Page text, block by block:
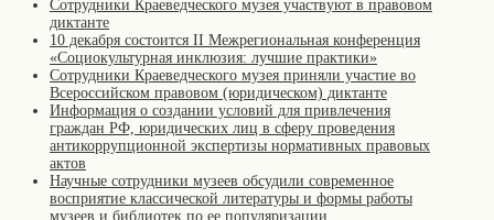
Сотрудники Краеведческого музея участвуют в правовом
диктанте
10 декабря состоится II Межрегиональная конференция
«Cоциокультурная инклюзия: лучшие практики»
Сотрудники Краеведческого музея приняли участие во
Всероссийском правовом (юридическом) диктанте
Информация о создании условий для привлечения
граждан РФ, юридических лиц в сферу проведения
антикоррупционной экспертизы нормативных правовых
актов
Научные сотрудники музеев обсудили современное
восприятие классической литературы и формы работы
музеев и библиотек по ее популяризации